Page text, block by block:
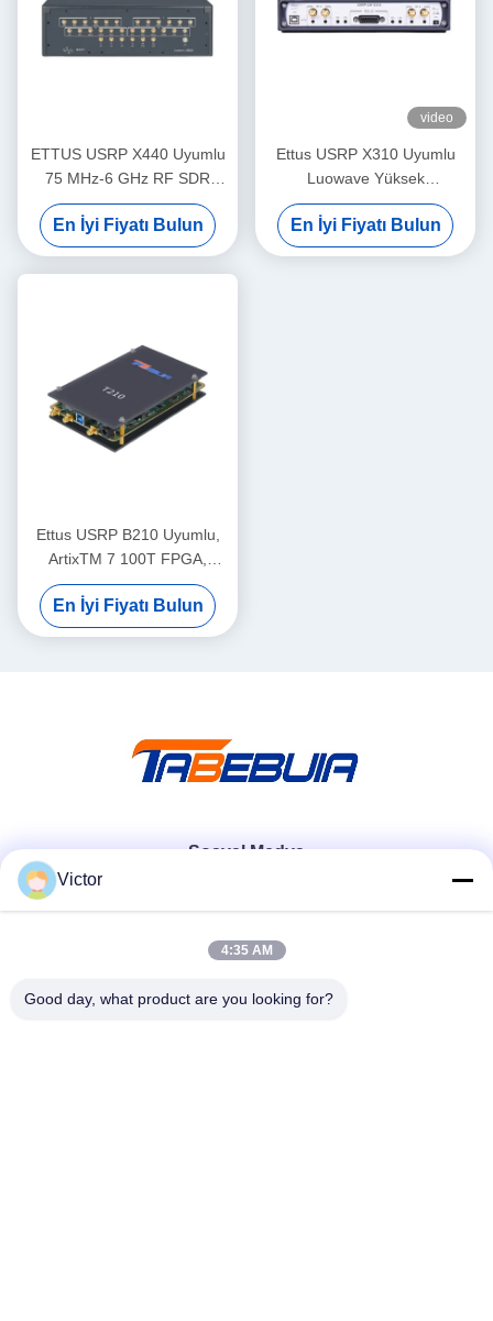
ETTUS USRP X440 Uyumlu
75 MHz-6 GHz RF SDR
200MHz bant genişliği/ch
Faz tutarlı < 1° RMS USRP
Yazılım Tanımlı Radyo
Cihazı
En İyi Fiyatı Bulun
video
Ettus USRP X310 Uyumlu
Luowave Yüksek
Performanslı SDR USRP X
Serisi USRP-LW X310 2T2R
RF DC-6GHz 160 MHz BW
En İyi Fiyatı Bulun
Ettus USRP B210 Uyumlu,
ArtixTM 7 100T FPGA,
AD9361 RF 70 MHz-6 GHz,
56 MHz BW Her biri, 2 Kanal
USRP Yazılım Tanımlı Radyo
En İyi Fiyatı Bulun
Sosyal Medya
Hızlı iletişim
Tel
Victor
4:35 AM
Good day, what product are you looking for?